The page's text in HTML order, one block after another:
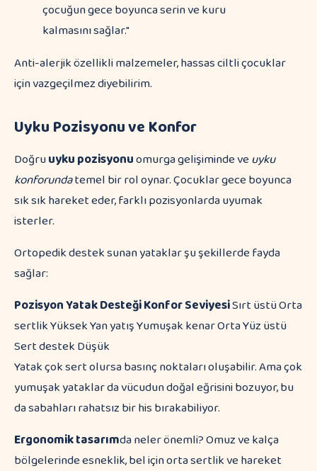
çocuğun gece boyunca serin ve kuru
kalmasını sağlar."
Anti-alerjik özellikli malzemeler, hassas ciltli çocuklar
için vazgeçilmez diyebilirim.
Uyku Pozisyonu ve Konfor
Doğruuyku pozisyonuomurga gelişiminde veuyku
konforundatemel bir rol oynar. Çocuklar gece boyunca
sık sık hareket eder, farklı pozisyonlarda uyumak
isterler.
Ortopedik destek sunan yataklar şu şekillerde fayda
sağlar:
PozisyonYatak DesteğiKonfor SeviyesiSırt üstü Orta
sertlik Yüksek Yan yatış Yumuşak kenar Orta Yüz üstü
Sert destek Düşük
Yatak çok sert olursa basınç noktaları oluşabilir. Ama çok
yumuşak yataklar da vücudun doğal eğrisini bozuyor, bu
da sabahları rahatsız bir his bırakabiliyor.
Ergonomik tasarımda neler önemli? Omuz ve kalça
bölgelerinde esneklik, bel için orta sertlik ve hareket